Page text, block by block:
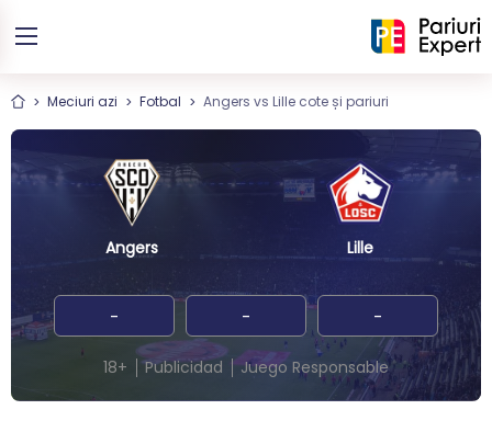
Meciuri azi Fotbal Angers vs Lille cote și pariuri
Angers Lille
- - -
18+ Publicidad Juego Responsable